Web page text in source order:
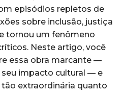
episódios repletos de
sobre inclusão, justiça
tornou um fenômeno
Neste artigo, você
essa obra marcante —
impacto cultural — e
extraordinária quanto